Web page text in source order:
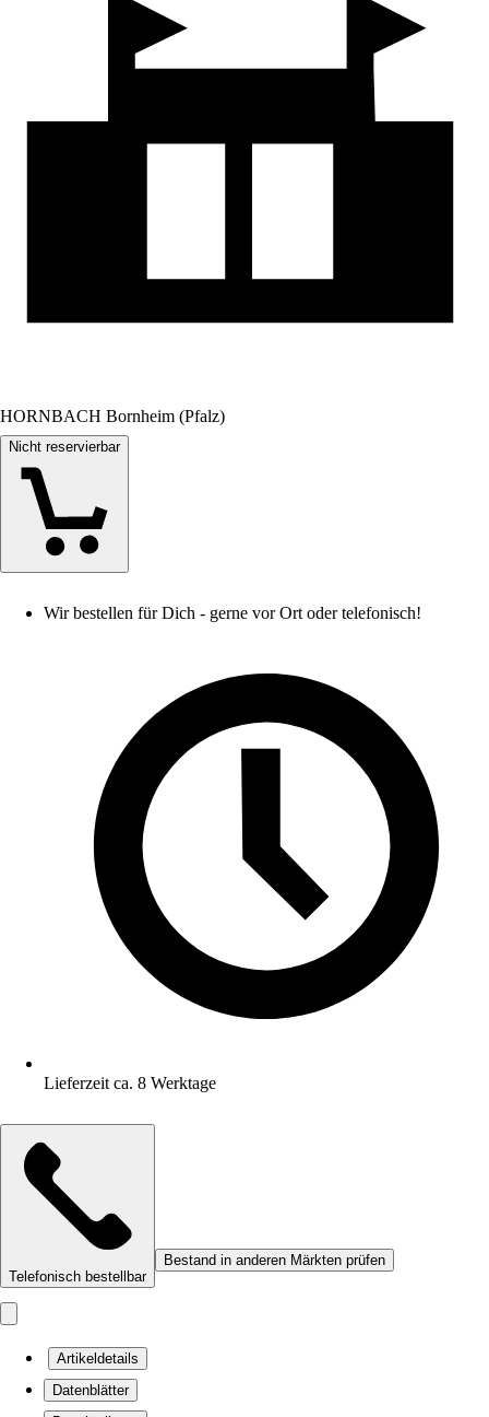
HORNBACH Bornheim (Pfalz)
Nicht reservierbar
Wir bestellen für Dich - gerne vor Ort oder telefonisch!
Lieferzeit ca. 8 Werktage
Telefonisch bestellbar
Bestand in anderen Märkten prüfen
Artikeldetails
Datenblätter